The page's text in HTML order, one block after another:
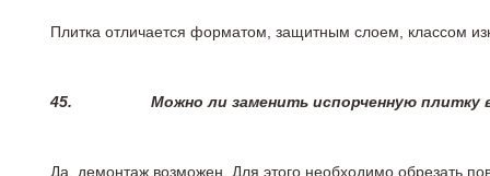
Плитка отличается форматом, защитным слоем, классом
45. Можно ли заменить испорченную плитку
Да, демонтаж возможен. Для этого необходимо обрезать